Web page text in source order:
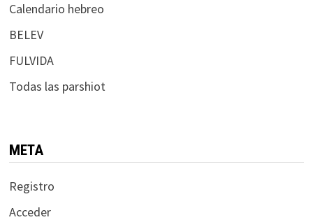
Calendario hebreo
BELEV
FULVIDA
Todas las parshiot
META
Registro
Acceder